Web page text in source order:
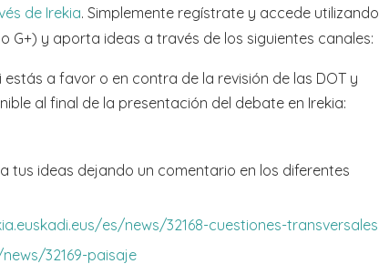
de Irekia. Simplemente regístrate y accede utilizando
G+) y aporta ideas a través de los siguientes canales:
estás a favor o en contra de la revisión de las DOT y
al final de la presentación del debate en Irekia:
tus ideas dejando un comentario en los diferentes
es/news/32168-cuestiones-transversales
32169-paisaje